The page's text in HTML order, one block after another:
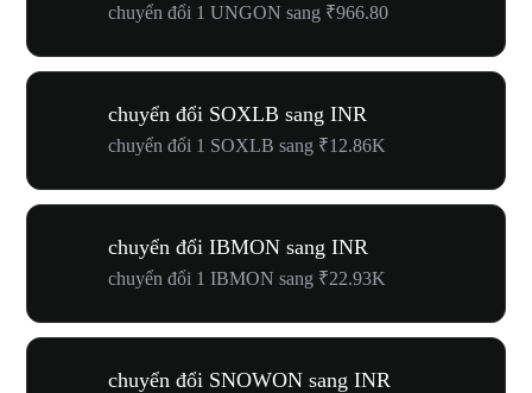
chuyển đổi 1 UNGON sang ₹966.80
chuyển đổi SOXLB sang INR
chuyển đổi 1 SOXLB sang ₹12.86K
chuyển đổi IBMON sang INR
chuyển đổi 1 IBMON sang ₹22.93K
chuyển đổi SNOWON sang INR